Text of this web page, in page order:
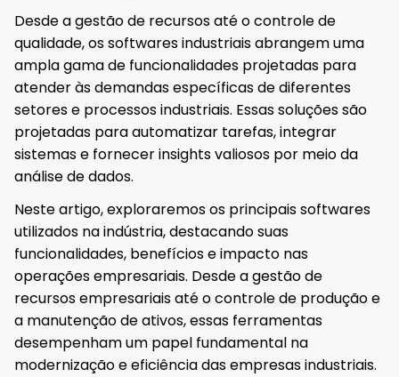
Desde a gestão de recursos até o controle de
qualidade, os softwares industriais abrangem uma
ampla gama de funcionalidades projetadas para
atender às demandas específicas de diferentes
setores e processos industriais. Essas soluções são
projetadas para automatizar tarefas, integrar
sistemas e fornecer insights valiosos por meio da
análise de dados.
Neste artigo, exploraremos os principais softwares
utilizados na indústria, destacando suas
funcionalidades, benefícios e impacto nas
operações empresariais. Desde a gestão de
recursos empresariais até o controle de produção e
a manutenção de ativos, essas ferramentas
desempenham um papel fundamental na
modernização e eficiência das empresas industriais.